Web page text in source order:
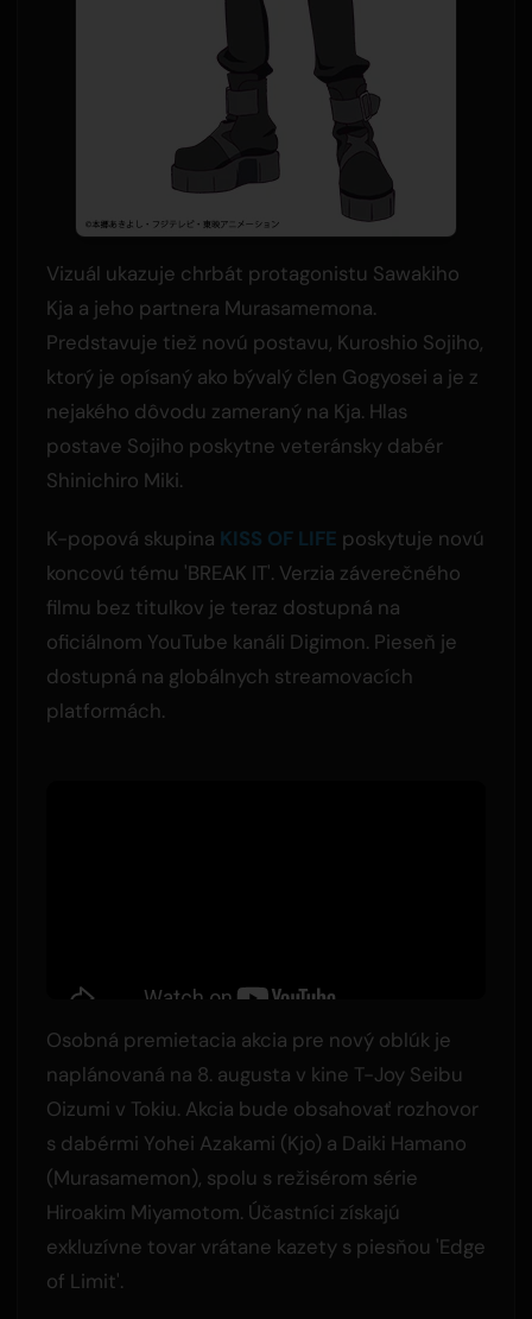
Vizuál ukazuje chrbát protagonistu Sawakiho
Kja a jeho partnera Murasamemona.
Predstavuje tiež novú postavu, Kuroshio Sojiho,
ktorý je opísaný ako bývalý člen Gogyosei a je z
nejakého dôvodu zameraný na Kja. Hlas
postave Sojiho poskytne veteránsky dabér
Shinichiro Miki.
K-popová skupina KISS OF LIFE poskytuje novú
koncovú tému 'BREAK IT'. Verzia záverečného
filmu bez titulkov je teraz dostupná na
oficiálnom YouTube kanáli Digimon. Pieseň je
dostupná na globálnych streamovacích
platformách.
Osobná premietacia akcia pre nový oblúk je
naplánovaná na 8. augusta v kine T-Joy Seibu
Oizumi v Tokiu. Akcia bude obsahovať rozhovor
s dabérmi Yohei Azakami (Kjo) a Daiki Hamano
(Murasamemon), spolu s režisérom série
Hiroakim Miyamotom. Účastníci získajú
exkluzívne tovar vrátane kazety s piesňou 'Edge
of Limit'.